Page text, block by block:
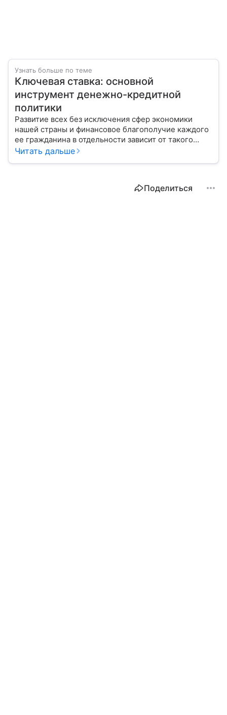
Узнать больше по теме
Ключевая ставка: основной
инструмент денежно-кредитной
политики
Развитие всех без исключения сфер экономики
нашей страны и финансовое благополучие каждого
ее гражданина в отдельности зависит от такого
показателя, как ключевая ставка. От чего зависит
Читать дальше
Поделиться